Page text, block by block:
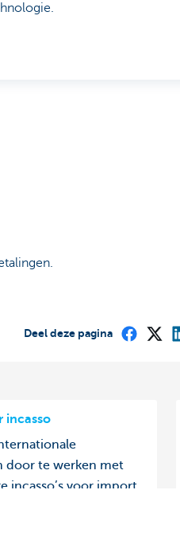
Deel deze pagina
incasso
door te werken met
incasso’s voor import